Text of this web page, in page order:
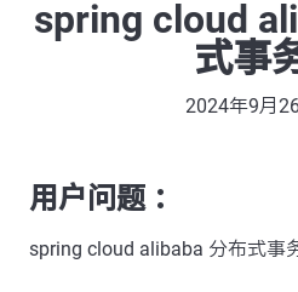
spring cloud
式事
2024年9月
用户问题 ：
spring cloud alibaba 分布式事